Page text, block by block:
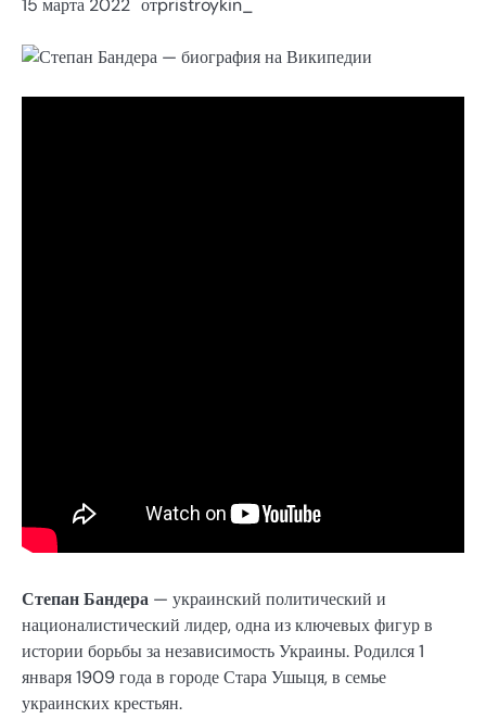
15 марта 2022 отpristroykin_
Степан Бандера — украинский политический и
националистический лидер, одна из ключевых фигур в
истории борьбы за независимость Украины. Родился 1
января 1909 года в городе Стара Ушыця, в семье
украинских крестьян.